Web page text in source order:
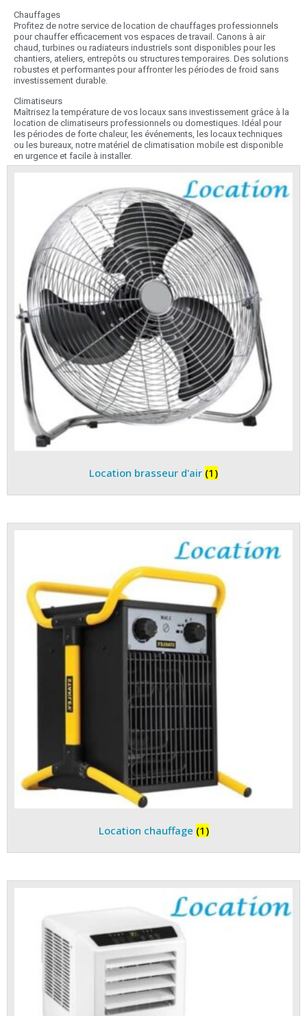
Chauffages
Profitez de notre service de location de chauffages professionnels
pour chauffer efficacement vos espaces de travail. Canons à air
chaud, turbines ou radiateurs industriels sont disponibles pour les
chantiers, ateliers, entrepôts ou structures temporaires. Des solutions
robustes et performantes pour affronter les périodes de froid sans
investissement durable.
Climatiseurs
Maîtrisez la température de vos locaux sans investissement grâce à la
location de climatiseurs professionnels ou domestiques. Idéal pour
les périodes de forte chaleur, les événements, les locaux techniques
ou les bureaux, notre matériel de climatisation mobile est disponible
en urgence et facile à installer.
Location brasseur d'air (1)
Location chauffage (1)